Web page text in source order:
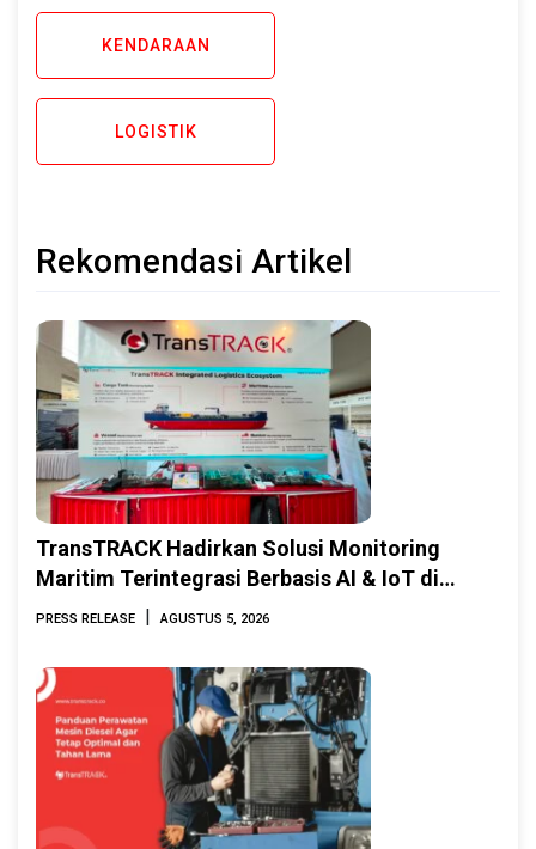
KENDARAAN
LOGISTIK
Rekomendasi Artikel
TransTRACK Hadirkan Solusi Monitoring
Maritim Terintegrasi Berbasis AI & IoT di
Indonesia Marine & Offshore Expo (IMOX)
PRESS RELEASE | AGUSTUS 5, 2026